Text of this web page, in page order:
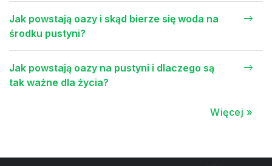
Jak powstają oazy i skąd bierze się woda na
środku pustyni?
Jak powstają oazy na pustyni i dlaczego są
tak ważne dla życia?
Więcej »